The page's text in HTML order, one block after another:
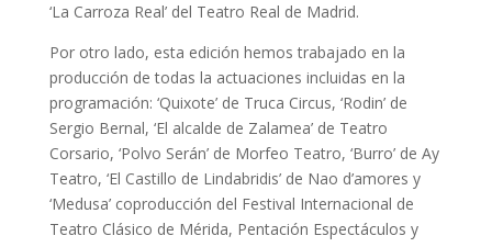
‘La Carroza Real’ del Teatro Real de Madrid.
Por otro lado, esta edición hemos trabajado en la
producción de todas la actuaciones incluidas en la
programación: ‘Quixote’ de Truca Circus, ‘Rodin’ de
Sergio Bernal, ‘El alcalde de Zalamea’ de Teatro
Corsario, ‘Polvo Serán’ de Morfeo Teatro, ‘Burro’ de Ay
Teatro, ‘El Castillo de Lindabridis’ de Nao d’amores y
‘Medusa’ coproducción del Festival Internacional de
Teatro Clásico de Mérida, Pentación Espectáculos y